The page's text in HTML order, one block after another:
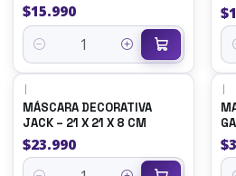
$15.990
Cantidad
|
MÁSCARA DECORATIVA
JACK – 21 X 21 X 8 CM
$23.990
|